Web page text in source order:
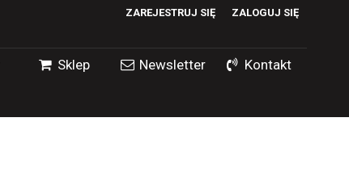
ZAREJESTRUJ SIĘ ZALOGUJ SIĘ
Sklep Newsletter Kontakt